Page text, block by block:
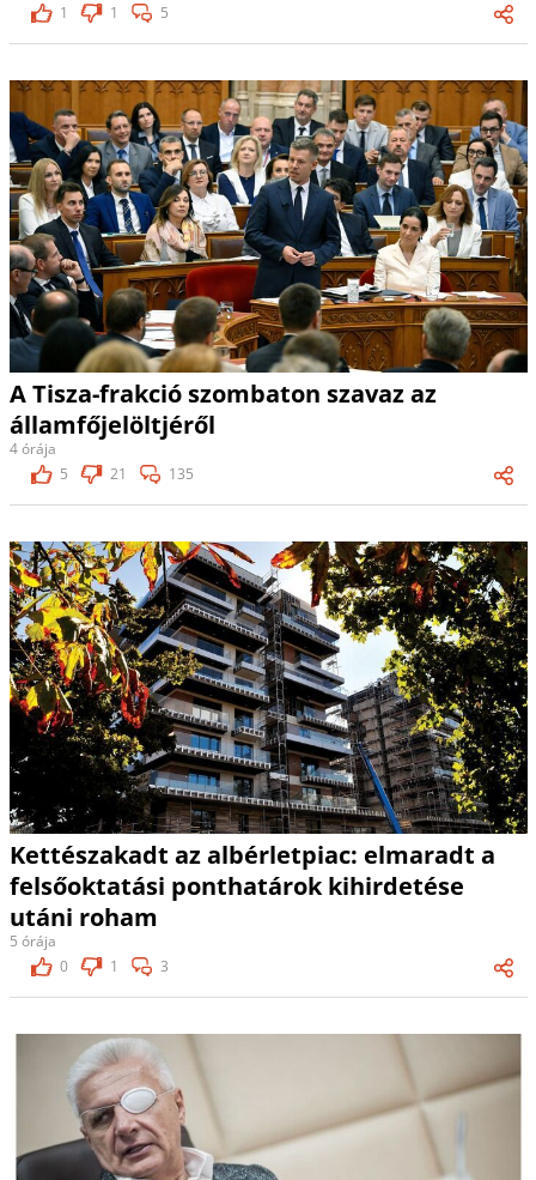
1
1 5
A Tisza-frakció szombaton szavaz az
államfőjelöltjéről
4 órája
5
21 135
Kettészakadt az albérletpiac: elmaradt a
felsőoktatási ponthatárok kihirdetése
utáni roham
5 órája
0
1 3